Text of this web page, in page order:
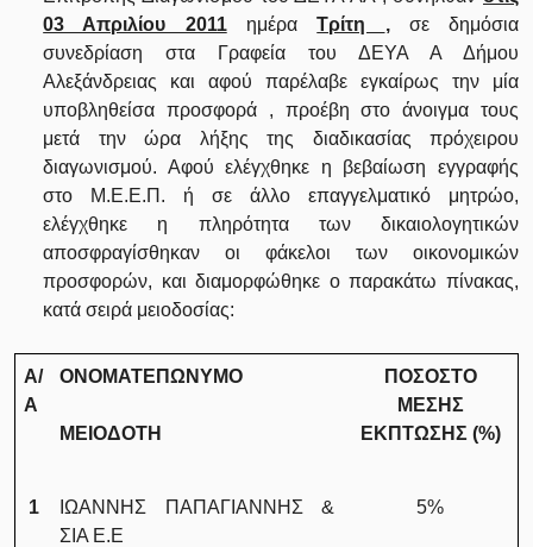
03 Απριλίου 2011ημέραΤρίτη , σε δημόσια
συνεδρίαση στα Γραφεία του ΔΕΥΑ Α Δήμου
Αλεξάνδρειας και αφού παρέλαβε εγκαίρως την μία
υποβληθείσα προσφορά , προέβη στο άνοιγμα τους
μετά την ώρα λήξης της διαδικασίας πρόχειρου
διαγωνισμού. Αφού ελέγχθηκε η βεβαίωση εγγραφής
στο Μ.Ε.Ε.Π. ή σε άλλο επαγγελματικό μητρώο,
ελέγχθηκε η πληρότητα των δικαιολογητικών
αποσφραγίσθηκαν οι φάκελοι των οικονομικών
προσφορών, και διαμορφώθηκε ο παρακάτω πίνακας,
κατά σειρά μειοδοσίας:
Α/
Α
ΟΝΟΜΑΤΕΠΩΝΥΜΟ
ΜΕΙΟΔΟΤΗ
ΠΟΣΟΣΤΟ
ΜΕΣΗΣ
ΕΚΠΤΩΣΗΣ (%)
1
ΙΩΑΝΝΗΣ ΠΑΠΑΓΙΑΝΝΗΣ &
ΣΙΑ Ε.Ε
5%